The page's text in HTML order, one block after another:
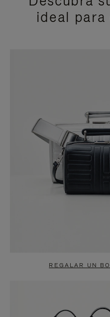
ideal
REGALAR UN